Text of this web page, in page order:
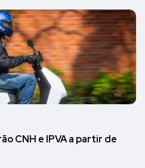
CNH e IPVA a partir de